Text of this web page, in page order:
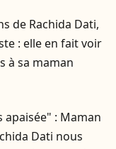
de Rachida Dati,
: elle en fait voir
à sa maman
apaisée" : Maman
Dati nous